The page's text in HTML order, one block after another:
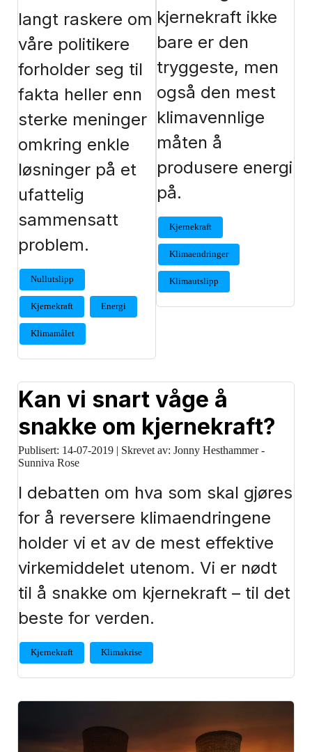
langt raskere om
våre politikere
forholder seg til
fakta heller enn
sterke meninger
omkring enkle
løsninger på et
ufattelig
sammensatt
problem.
Nullutslipp
Kjernekraft Energi
Klimamålet
kjernekraft ikke
bare er den
tryggeste, men
også den mest
klimavennlige
måten å
produsere energi
på.
Kjernekraft
Klimaendringer
Klimautslipp
Kan vi snart våge å
snakke om kjernekraft?
Publisert: 14-07-2019 | Skrevet av: Jonny Hesthammer -
Sunniva Rose
I debatten om hva som skal gjøres
for å reversere klimaendringene
holder vi et av de mest effektive
virkemiddelet utenom. Vi er nødt
til å snakke om kjernekraft – til det
beste for verden.
Kjernekraft Klimakrise